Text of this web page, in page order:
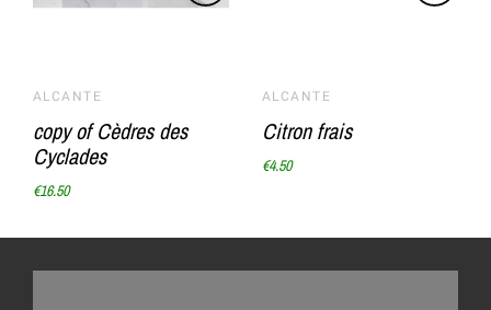
ALCANTE
copy of Cèdres des
Cyclades
€16.50
ALCANTE
Citron frais
€4.50